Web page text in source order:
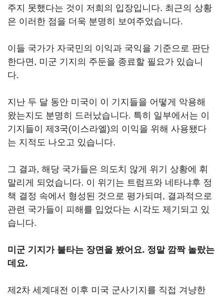
주지 못했다는 것이 저희의 입장입니다. 최근의 상황
은 이러한 점을 더욱 분명히 보여주었습니다.
이들 국가가 자국민의 이익과 국익을 기준으로 판단
한다면, 미군 기지의 주둔을 종료할 필요가 있습니
다.
지난 두 달 동안 미국이 이 기지들을 어떻게 악용해
왔는지도 분명히 드러났습니다. 특히 일부에서는 이
기지들이 제3국(이스라엘)의 이익을 위해 사용됐다
는 지적도 나오고 있습니다.
그 결과, 해당 국가들은 의도치 않게 위기 상황에 휘
말리게 되었습니다. 이 위기는 트럼프와 네타냐후 정
책 결정 속에서 형성된 것으로 평가되며, 결과적으로
관련 국가들이 피해를 입었다는 시각도 제기되고 있
습니다.
미군 기지가 불타는 장면을 봤어요. 정말 깜짝 놀랐는
데요.
제2차 세계대전 이후 미국 군사기지를 직접 겨냥한